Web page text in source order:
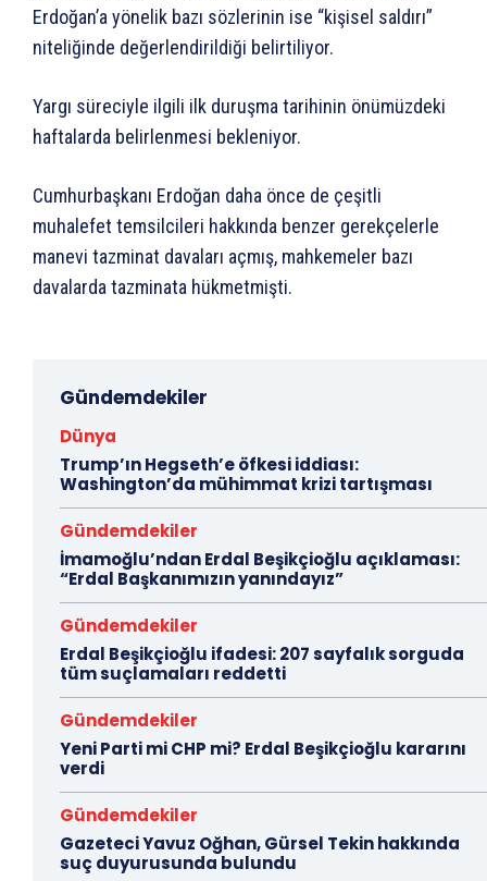
Erdoğan’a yönelik bazı sözlerinin ise “kişisel saldırı”
niteliğinde değerlendirildiği belirtiliyor.
Yargı süreciyle ilgili ilk duruşma tarihinin önümüzdeki
haftalarda belirlenmesi bekleniyor.
Cumhurbaşkanı Erdoğan daha önce de çeşitli
muhalefet temsilcileri hakkında benzer gerekçelerle
manevi tazminat davaları açmış, mahkemeler bazı
davalarda tazminata hükmetmişti.
Gündemdekiler
Dünya
Trump’ın Hegseth’e öfkesi iddiası:
Washington’da mühimmat krizi tartışması
Gündemdekiler
İmamoğlu’ndan Erdal Beşikçioğlu açıklaması:
“Erdal Başkanımızın yanındayız”
Gündemdekiler
Erdal Beşikçioğlu ifadesi: 207 sayfalık sorguda
tüm suçlamaları reddetti
Gündemdekiler
Yeni Parti mi CHP mi? Erdal Beşikçioğlu kararını
verdi
Gündemdekiler
Gazeteci Yavuz Oğhan, Gürsel Tekin hakkında
suç duyurusunda bulundu